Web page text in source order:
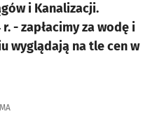
i Kanalizacji.
- zapłacimy za wodę i
wyglądają na tle cen w